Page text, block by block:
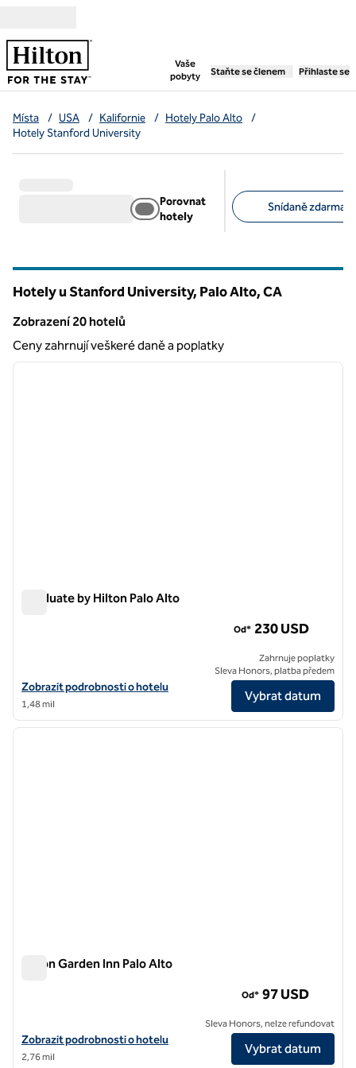
Vaše
pobyty
,otevře se nová záložka
Staňte se členem Přihlaste se
Místa / USA / Kalifornie / Hotely Palo Alto
/
Hotely Stanford University
Porovnat
hotely
Snídaně zdarma
Hotely u Stanford University, Palo Alto,CA
Zobrazení 20 hotelů
Zobrazení 20 hotelů
Ceny zahrnují veškeré daně a poplatky
1 z 12
další
Graduate by Hilton Palo Alto
Zobrazit podrobnosti o hotelu pro Graduate by Hilton Palo Alto
Zobrazit podrobnosti o hotelu
1,48 mil
Od* 230 USD
Zahrnuje poplatky
Sleva Honors, platba předem
Vybrat datum
1/12
1 z 12
další
Hilton Garden Inn Palo Alto
Zobrazit detaily hotelu v hotelu Hilton Garden Inn Palo Alto
Zobrazit podrobnosti o hotelu
2,76 mil
Od* 97 USD
Sleva Honors, nelze refundovat
Vybrat datum